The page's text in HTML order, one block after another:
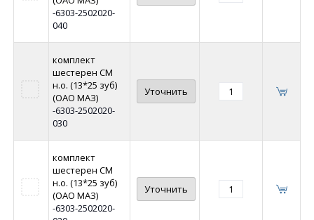
-6303-2502020-
040
комплект
шестерен СМ
н.о. (13*25 зуб)
(ОАО МАЗ)
-6303-2502020-
030
Уточнить
комплект
шестерен СМ
н.о. (13*25 зуб)
(ОАО МАЗ)
-6303-2502020-
Уточнить